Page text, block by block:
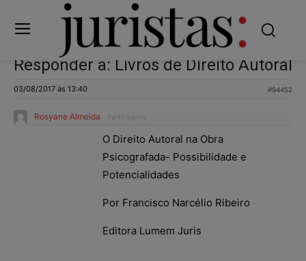
Responder a: Livros de Direito Autoral
03/08/2017 às 13:40 #94452
Rosyane Almeida Participante
O Direito Autoral na Obra
Psicografada- Possibilidade e
Potencialidades
Por Francisco Narcélio Ribeiro
Editora Lumem Juris